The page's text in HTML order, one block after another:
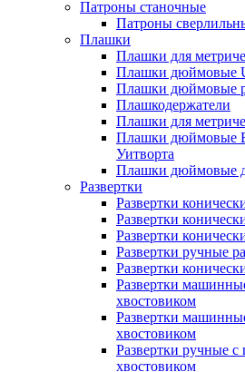
Патроны станочные
Патроны
Плашки
Плашки для
Плашки дюймовые
Плашки дюймовые
Плашкодержатели
Плашки для
Плашки дюймовые
Уитворта
Плашки дюймовые
Развертки
Развертки
Развертки
Развертки
Развертки ручные
Развертки
Развертки
хвостовиком
Развертки
хвостовиком
Развертки ручные
хвостовиком